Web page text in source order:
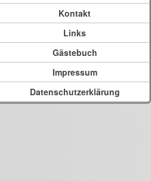
Kontakt
Links
Gästebuch
Impressum
Datenschutzerklärung